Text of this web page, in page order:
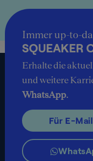
Immer up-to-
Erhalte die
und weitere
WhatsApp.
Für E-